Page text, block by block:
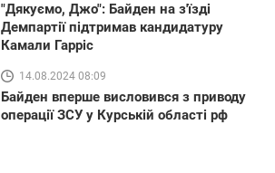
"Дякуємо, Джо": Байден на з'їзді
Демпартії підтримав кандидатуру
Камали Гарріс
14.08.2024 08:09
Байден вперше висловився з приводу
операції ЗСУ у Курській області рф